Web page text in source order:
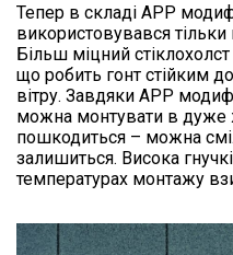
Тепер в складі APP
використовувався
Більш міцний
що робить гонт стійким
вітру. Завдяки APP
можна монтувати в дуже
пошкодиться – можна
залишиться. Висока
температурах монтажу